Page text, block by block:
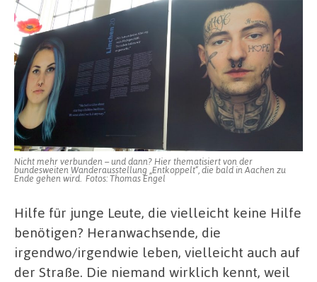
Bedacht:
GrünBau-
Projekte
in
Dortmund
reichen
entwurzelten
Jugendlichen
eine
Hand
Nicht mehr verbunden – und dann? Hier thematisiert von der
bundesweiten Wanderausstellung „Entkoppelt“, die bald in Aachen zu
Ende gehen wird. Fotos: Thomas Engel
Hilfe für junge Leute, die vielleicht keine Hilfe
benötigen? Heranwachsende, die
irgendwo/irgendwie leben, vielleicht auch auf
der Straße. Die niemand wirklich kennt, weil